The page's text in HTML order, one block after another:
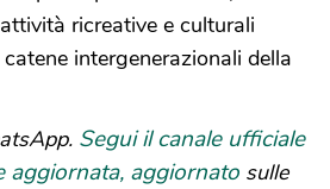
ricreative e culturali
intergenerazionali della
Segui il canale ufficiale
aggiornata, aggiornato sulle